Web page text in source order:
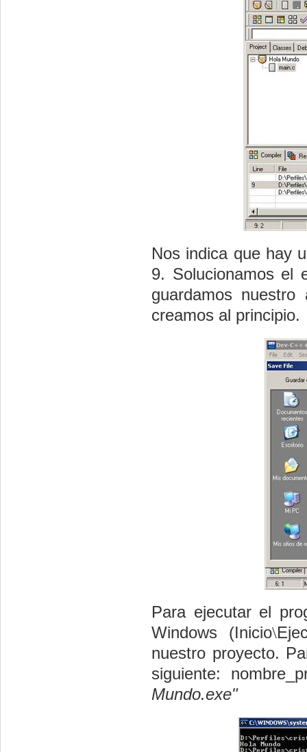
Nos indica que hay
9. Solucionamos el
guardamos
creamos al principio.
Para ejecutar el
Windows (Inicio\
nuestro proyecto.
siguiente:
Mundo.exe"